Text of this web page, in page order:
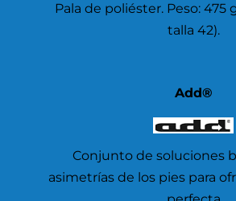
Pala de poliéster. Peso: 475
talla 42).
Add®
Conjunto de soluciones
asimetrías de los pies para